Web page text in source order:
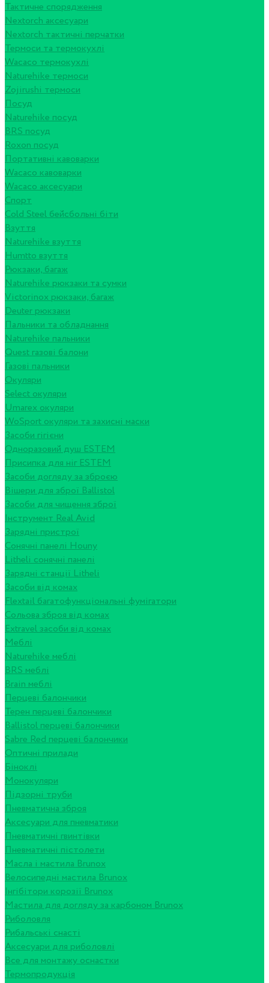
Тактичне спорядження
Nextorch аксесуари
Nextorch тактичні перчатки
Термоси та термокухлі
Wacaco термокухлі
Naturehike термоси
Zojirushi термоси
Посуд
Naturehike посуд
BRS посуд
Roxon посуд
Портативні кавоварки
Wacaco кавоварки
Wacaco аксесуари
Спорт
Cold Steel бейсбольні біти
Взуття
Naturehike взуття
Humtto взуття
Рюкзаки, багаж
Naturehike рюкзаки та сумки
Victorinox рюкзаки, багаж
Deuter рюкзаки
Пальники та обладнання
Naturehike пальники
Quest газові балони
Газові пальники
Окуляри
Select окуляри
Umarex окуляри
WoSport окуляри та захисні маски
Засоби гігієни
Одноразовий душ ESTEM
Присипка для ніг ESTEM
Засоби догляду за зброєю
Вішери для зброї Ballistol
Засоби для чищення зброї
Інструмент Real Avid
Зарядні пристрої
Сонячні панелі Houny
Litheli сонячні панелі
Зарядні станції Litheli
Засоби від комах
Flextail багатофункціональні фумігатори
Сольова зброя від комах
Extravel засоби від комах
Меблі
Naturehike меблі
BRS меблі
Brain меблі
Перцеві балончики
Терен перцеві балончики
Ballistol перцеві балончики
Sabre Red перцеві балончики
Оптичні прилади
Біноклі
Монокуляри
Підзорні труби
Пневматична зброя
Аксесуари для пневматики
Пневматичні гвинтівки
Пневматичні пістолети
Масла і мастила Brunox
Велосипедні мастила Brunox
Інгібітори корозії Brunox
Мастила для догляду за карбоном Brunox
Риболовля
Рибальські снасті
Аксесуари для риболовлі
Все для монтажу оснастки
Термопродукція